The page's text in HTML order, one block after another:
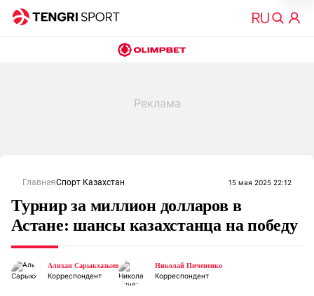
ГлавнаяСпорт Казахстан 15 мая 2025 22:12
Турнир за миллион долларов в
Астане: шансы казахстанца на победу
Алихан Сарыкхазыев
Корреспондент
Николай Пичененко
Корреспондент